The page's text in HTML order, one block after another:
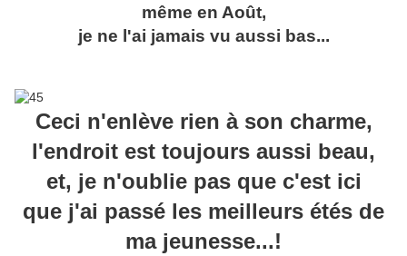
même en Août,
je ne l'ai jamais vu aussi bas...
Ceci n'enlève rien à son charme,
l'endroit est toujours aussi beau,
et, je n'oublie pas que c'est ici
que j'ai passé les meilleurs étés de
ma jeunesse...!